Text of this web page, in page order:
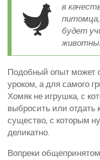
в
будет
Подобный опыт может
уроком, а для самого
Хомяк не игрушка, с
выбросить или отдать
существо, с которым
деликатно.
Вопреки